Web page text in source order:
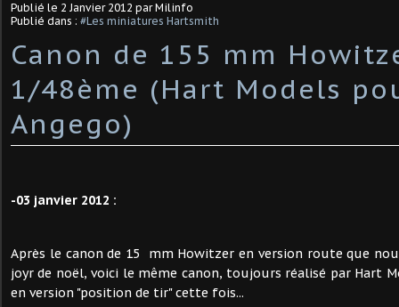
Publié le 2 Janvier 2012 par Milinfo
Publié dans : #Les miniatures Hartsmith
Canon de 155 mm
1/48ème (Hart Models
Angego)
-03 janvier 2012 :
Après le canon de 15 mm Howitzer en version route que
joyr de noël, voici le même canon, toujours réalisé par Hart
en version "position de tir" cette fois...